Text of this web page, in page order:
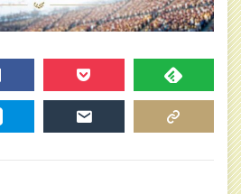
POCKET FEEDLY